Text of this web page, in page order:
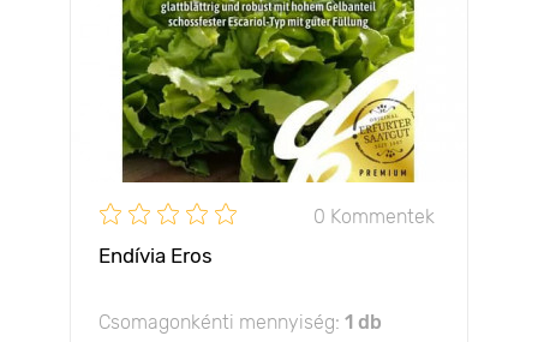
0 Kommentek
Endívia Eros
Csomagonkénti mennyiség: 1 db